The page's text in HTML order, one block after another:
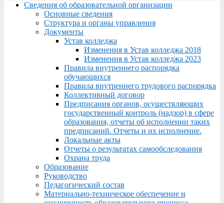
Menu
Сведения об образовательной организации
Основные сведения
Структура и органы управления
Документы
Устав колледжа
Изменения в Устав колледжа 2018
Изменения в Устав колледжа 2023
Правила внутреннего распорядка
обучающихся
Правила внутреннего трудового распорядка
Коллективный договор
Предписания органов, осуществляющих
государственный контроль (надзор) в сфере
образования, отчеты об исполнении таких
предписаний. Отчеты и их исполнение.
Локальные акты
Отчеты о результатах самообследования
Охрана труда
Образование
Руководство
Педагогический состав
Материально-техническое обеспечение и